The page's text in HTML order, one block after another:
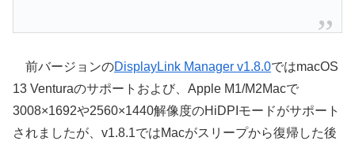
前バージョンのDisplayLink Manager v1.8.0ではmacOS
13 Venturaのサポートおよび、Apple M1/M2Macで
3008×1692や2560×1440解像度のHiDPIモードがサポート
されましたが、v1.8.1ではMacがスリープから復帰した後